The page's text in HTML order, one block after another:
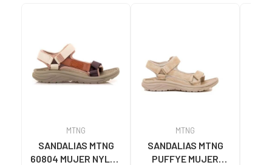
MTNG
SANDALIAS MTNG
60804 MUJER NYLON
MTNG
SANDALIAS MTNG
PUFFYE MUJER